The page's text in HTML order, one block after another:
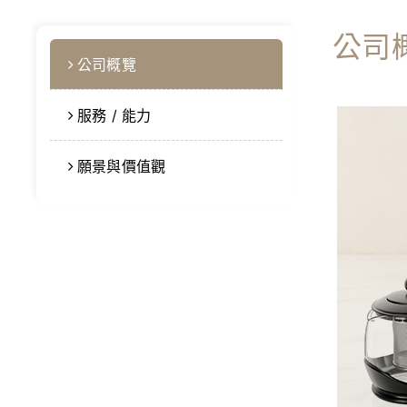
公司概覽
服務 / 能力
願景與價值觀
公司